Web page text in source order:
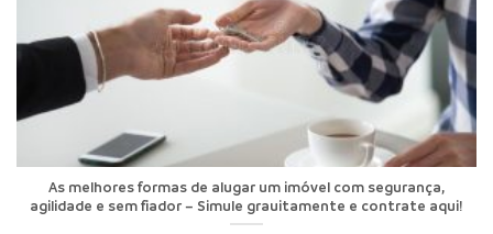
As melhores formas de alugar um imóvel com segurança,
agilidade e sem fiador – Simule grauitamente e contrate aqui!